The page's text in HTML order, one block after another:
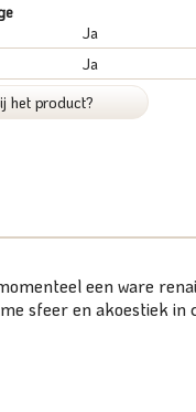
Ja
Ja
het product?
een ware
sfeer en akoestiek